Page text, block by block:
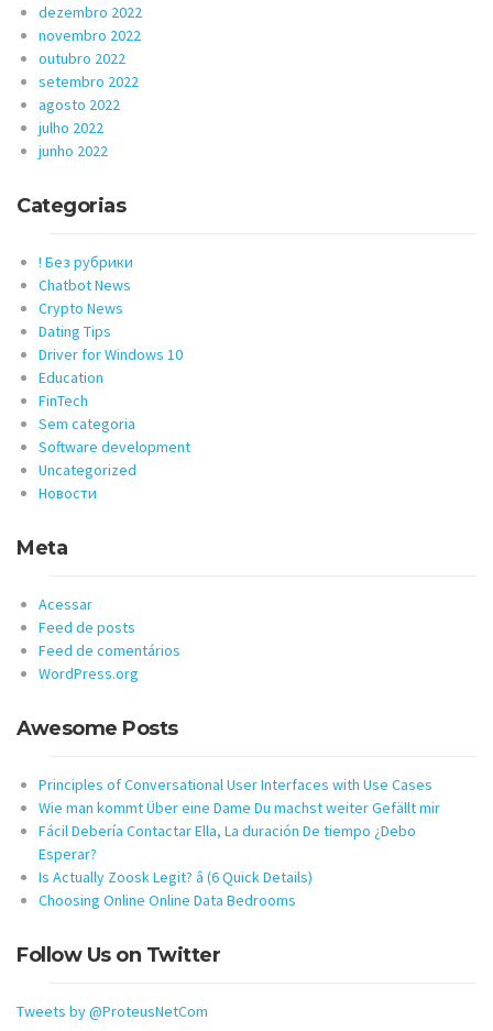
dezembro 2022
novembro 2022
outubro 2022
setembro 2022
agosto 2022
julho 2022
junho 2022
Categorias
! Без рубрики
Chatbot News
Crypto News
Dating Tips
Driver for Windows 10
Education
FinTech
Sem categoria
Software development
Uncategorized
Новости
Meta
Acessar
Feed de posts
Feed de comentários
WordPress.org
Awesome Posts
Principles of Conversational User Interfaces with Use Cases
Wie man kommt Über eine Dame Du machst weiter Gefällt mir
Fácil Debería Contactar Ella, La duración De tiempo ¿Debo
Esperar?
Is Actually Zoosk Legit? â (6 Quick Details)
Choosing Online Online Data Bedrooms
Follow Us on Twitter
Tweets by @ProteusNetCom